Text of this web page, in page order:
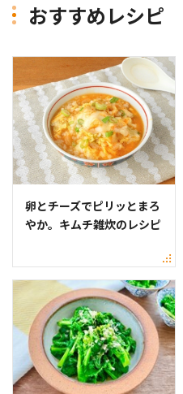
おすすめレシピ
卵とチーズでピリッとまろ
やか。キムチ雑炊のレシピ